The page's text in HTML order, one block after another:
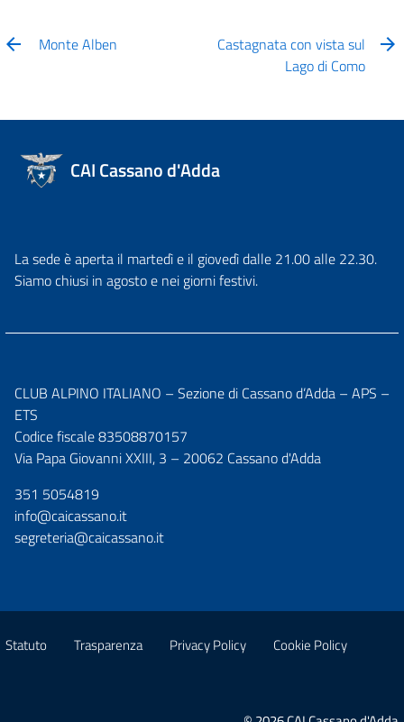
Monte Alben
Castagnata con vista sul
Lago di Como
CAI Cassano d'Adda
La sede è aperta il martedì e il giovedì dalle 21.00 alle 22.30.
Siamo chiusi in agosto e nei giorni festivi.
CLUB ALPINO ITALIANO – Sezione di Cassano d’Adda – APS –
ETS
Codice fiscale 83508870157
Via Papa Giovanni XXIII, 3 – 20062 Cassano d'Adda
351 5054819
info@caicassano.it
segreteria@caicassano.it
Statuto Trasparenza Privacy Policy Cookie Policy